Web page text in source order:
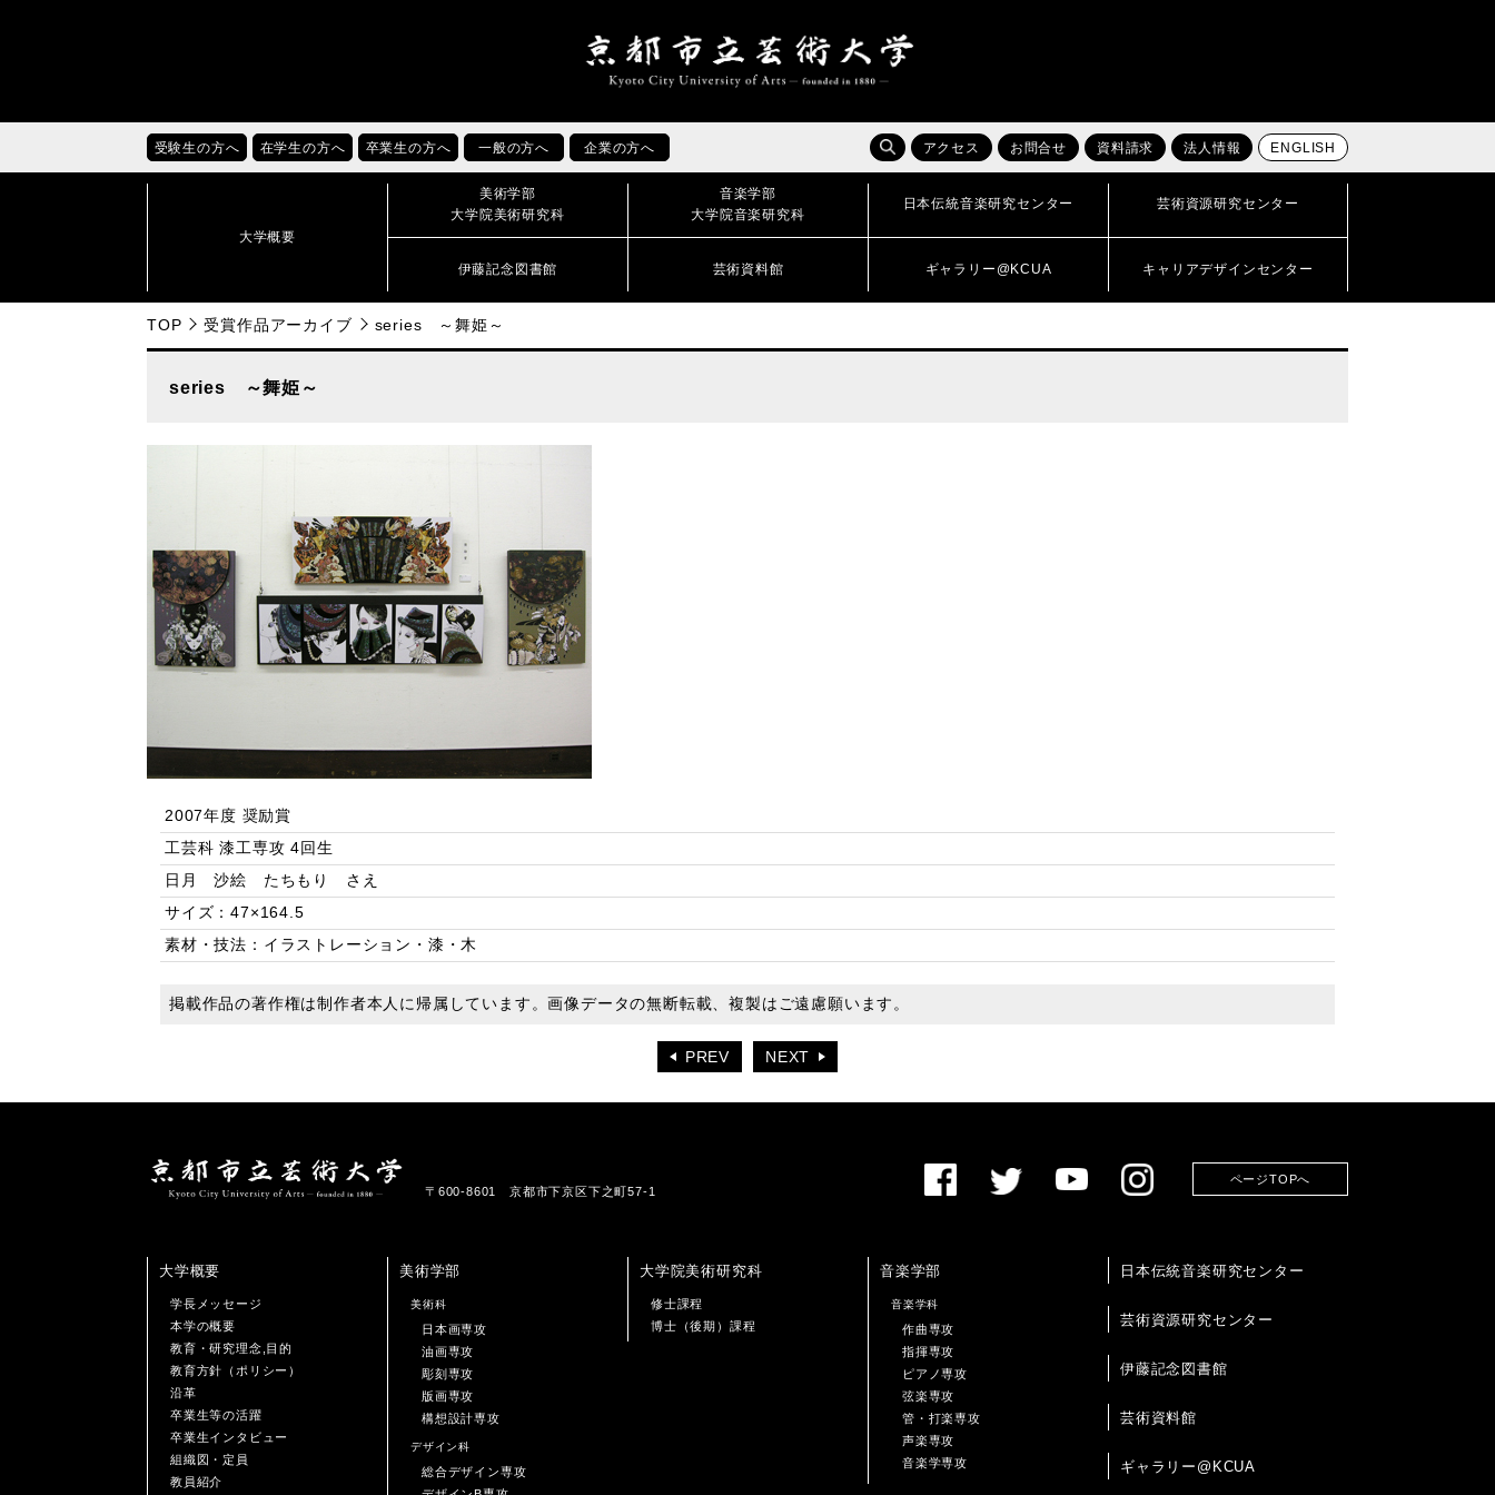
受験生の方へ 在学生の方へ 卒業生の方へ 一般の方へ 企業の方へ アクセス お問合せ 資料請求 法人情報 ENGLISH
大学概要
美術学部
大学院美術研究科
音楽学部
大学院音楽研究科
日本伝統音楽研究センター 芸術資源研究センター
伊藤記念図書館 芸術資料館 ギャラリー@KCUA キャリアデザインセンター
TOP 受賞作品アーカイブ series ～舞姫～
series ～舞姫～
2007年度 奨励賞
工芸科 漆工専攻 4回生
日月 沙絵 たちもり さえ
サイズ：47×164.5
素材・技法：イラストレーション・漆・木
掲載作品の著作権は制作者本人に帰属しています。画像データの無断転載、複製はご遠慮願います。
PREV NEXT
〒600-8601 京都市下京区下之町57-1
ページTOPへ
大学概要
学長メッセージ
本学の概要
教育・研究理念,目的
教育方針（ポリシー）
沿革
卒業生等の活躍
卒業生インタビュー
組織図・定員
教員紹介
美術学部
美術科
日本画専攻
油画専攻
彫刻専攻
版画専攻
構想設計専攻
デザイン科
総合デザイン専攻
大学院美術研究科
修士課程
博士（後期）課程
音楽学部
音楽学科
作曲専攻
指揮専攻
ピアノ専攻
弦楽専攻
管・打楽専攻
声楽専攻
音楽学専攻
日本伝統音楽研究センター
芸術資源研究センター
伊藤記念図書館
芸術資料館
ギャラリー@KCUA